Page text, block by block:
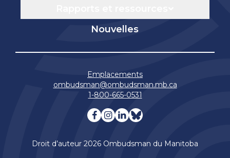
Nouvelles
Emplacements
ombudsman@ombudsman.mb.ca
1-800-665-0531
Visitez notre facebook page
Visitez notre instagram
Visitez notre linkedin
Visitez notre
Droit d’auteur 2026 Ombudsman du Manitoba